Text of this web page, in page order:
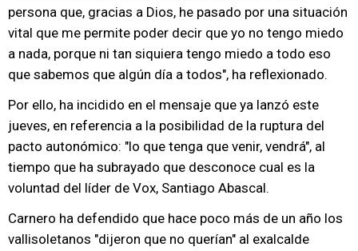
persona que, gracias a Dios, he pasado por una situación
vital que me permite poder decir que yo no tengo miedo
a nada, porque ni tan siquiera tengo miedo a todo eso
que sabemos que algún día a todos", ha reflexionado.
Por ello, ha incidido en el mensaje que ya lanzó este
jueves, en referencia a la posibilidad de la ruptura del
pacto autonómico: "lo que tenga que venir, vendrá", al
tiempo que ha subrayado que desconoce cual es la
voluntad del líder de Vox, Santiago Abascal.
Carnero ha defendido que hace poco más de un año los
vallisoletanos "dijeron que no querían" al exalcalde